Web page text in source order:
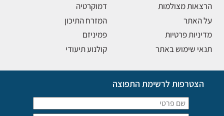
הרצאות מצולמות
על האתר
מדיניות פרטיות
תנאי שימוש באתר
דמוקרטיה
המזרח התיכון
פמיניזם
קולנוע תיעודי
הצטרפות לרשימת התפוצה